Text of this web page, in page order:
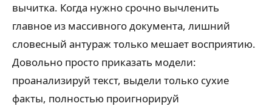
вычитка. Когда нужно срочно вычленить
главное из массивного документа, лишний
словесный антураж только мешает восприятию.
Довольно просто приказать модели:
проанализируй текст, выдели только сухие
факты, полностью проигнорируй